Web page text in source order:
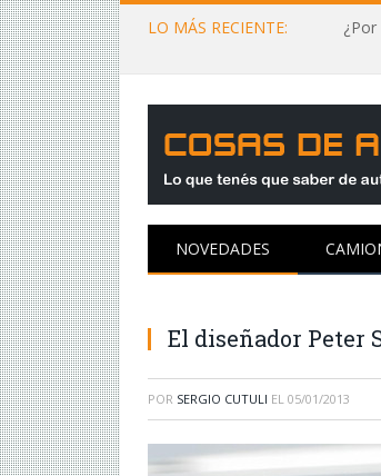
LO MÁS RECIENTE:
NOVEDADES
El diseñador Peter
POR SERGIO CUTULI EL 05/01/2013